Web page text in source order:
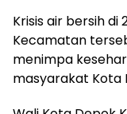
Krisis air bersih di
Kecamatan
menimpa
masyarakat Kota